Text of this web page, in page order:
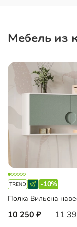
Мебель из
-10%
Полка Вильена
10 250 11